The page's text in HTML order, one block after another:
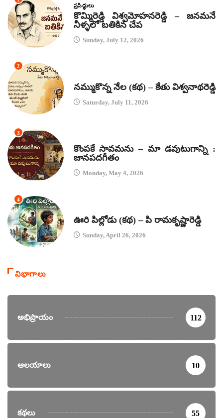
ప్రసిద్ధులు
కొమ్మిరెడ్డి విశ్వమోహనరెడ్డి – జనమనే
నీళ్ళలో బతికిన చేప
Sunday, July 12, 2026
2
నమ్ముకొన్న నేల (కథ) – కేతు విశ్వనాథరెడ్డి
Saturday, July 11, 2026
3
కొంపకే సావమను – మా డవుటుగాన్ని :
జానపదగీతం
Monday, May 4, 2026
4
ఊరి పిల్లోడు (కథ) – పి రామకృష్ణారెడ్డి
Sunday, April 26, 2026
విభాగాలు
అభిప్రాయం 112
ఆలయాలు 10
కథలు 55